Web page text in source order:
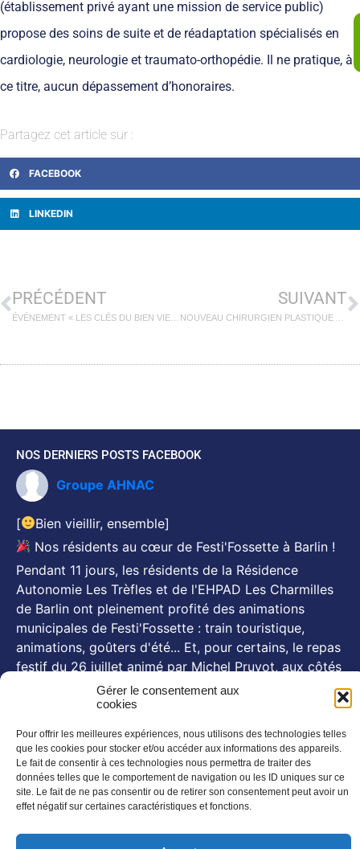
Gérer le consentement aux
cookies
Pour offrir les meilleures expériences, nous utilisons des technologies telles
que les cookies pour stocker et/ou accéder aux informations des appareils.
Le fait de consentir à ces technologies nous permettra de traiter des
données telles que le comportement de navigation ou les ID uniques sur ce
site. Le fait de ne pas consentir ou de retirer son consentement peut avoir un
effet négatif sur certaines caractéristiques et fonctions.
(établissement privé ayant une mission de service public)
propose des soins de suite et de réadaptation spécialisés en
cardiologie, neurologie et traumato-orthopédie. Il ne pratique, à
ce titre, aucun dépassement d’honoraires.
Partagez cet article sur :
FACEBOOK
LINKEDIN
PRÉCÉDENT SUIVANT
NOS DERNIERS POSTS FACEBOOK
Groupe AHNAC
[
Bien vieillir, ensemble]
Nos résidents au cœur de Festi'Fossette à Barlin !
Pendant 11 jours, les résidents de la Résidence
Autonomie Les Trèfles et de l'EHPAD Les Charmilles
de Barlin ont pleinement profité des animations
municipales de Festi'Fossette : train touristique,
animations, goûters d'été... Et, pour certains, le repas
festif du 26 juillet animé par Michel Pruvot, aux côtés
Voir plus
NOS NEWSLETTERS
En savoir plus
SUIVEZ NOUS SUR :